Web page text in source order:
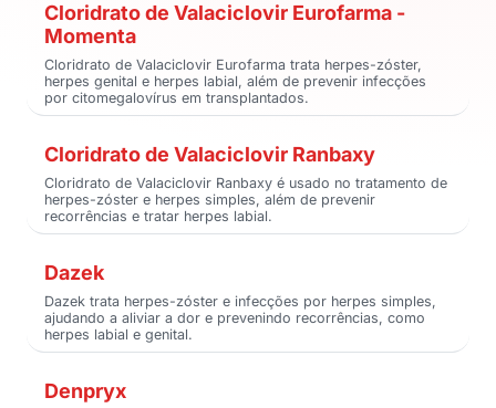
Cloridrato de Valaciclovir Eurofarma -
Momenta
Cloridrato de Valaciclovir Eurofarma trata herpes-zóster,
herpes genital e herpes labial, além de prevenir infecções
por citomegalovírus em transplantados.
Cloridrato de Valaciclovir Ranbaxy
Cloridrato de Valaciclovir Ranbaxy é usado no tratamento de
herpes-zóster e herpes simples, além de prevenir
recorrências e tratar herpes labial.
Dazek
Dazek trata herpes-zóster e infecções por herpes simples,
ajudando a aliviar a dor e prevenindo recorrências, como
herpes labial e genital.
Denpryx